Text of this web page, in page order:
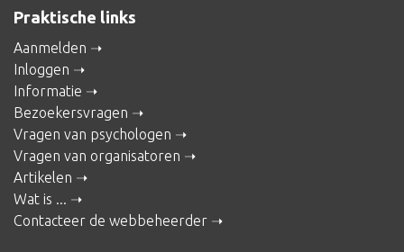
Praktische links
Aanmelden
Inloggen
Informatie
Bezoekersvragen
Vragen van psychologen
Vragen van organisatoren
Artikelen
Wat is ...
Contacteer de webbeheerder